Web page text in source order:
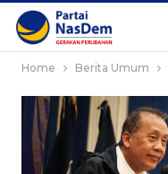
Home Berita Umum